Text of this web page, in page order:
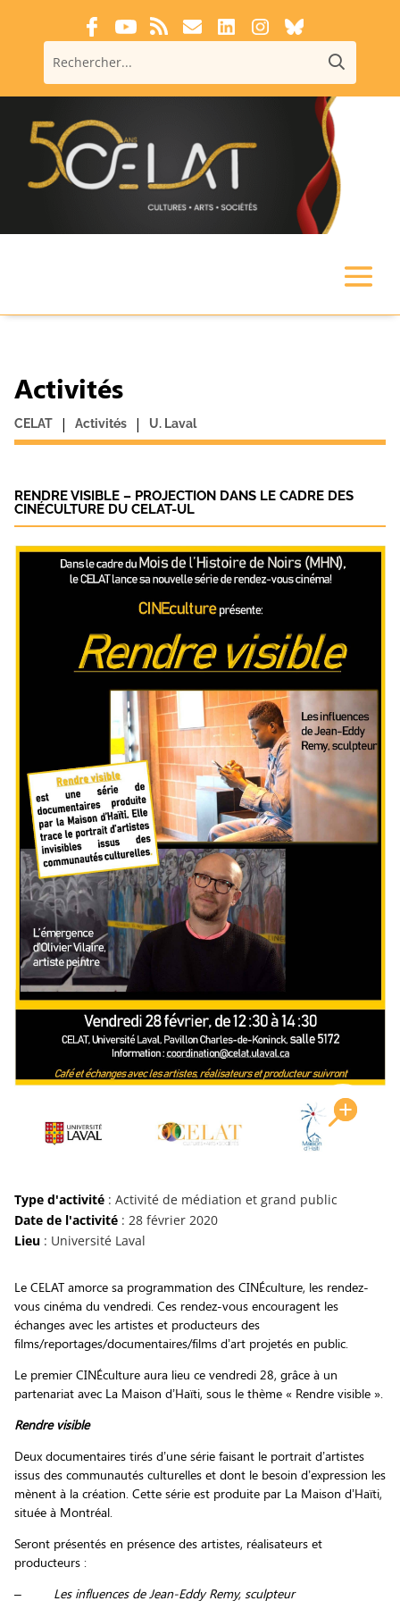
Activités
CELAT | Activités | U. Laval
RENDRE VISIBLE – PROJECTION DANS LE CADRE DES
CINÉCULTURE DU CELAT-UL
Type d'activité: Activité de médiation et grand public
Date de l'activité: 28 février 2020
Lieu: Université Laval
Le CELAT amorce sa programmation des CINÉculture, les rendez-
vous cinéma du vendredi. Ces rendez-vous encouragent les
échanges avec les artistes et producteurs des
films/reportages/documentaires/films d’art projetés en public.
Le premier CINÉculture aura lieu ce vendredi 28, grâce à un
partenariat avec La Maison d’Haïti, sous le thème « Rendre visible ».
Rendre visible
Deux documentaires tirés d’une série faisant le portrait d’artistes
issus des communautés culturelles et dont le besoin d’expression les
mènent à la création. Cette série est produite par La Maison d’Haïti,
située à Montréal.
Seront présentés en présence des artistes, réalisateurs et
producteurs :
– Les influences de Jean-Eddy Remy, sculpteur